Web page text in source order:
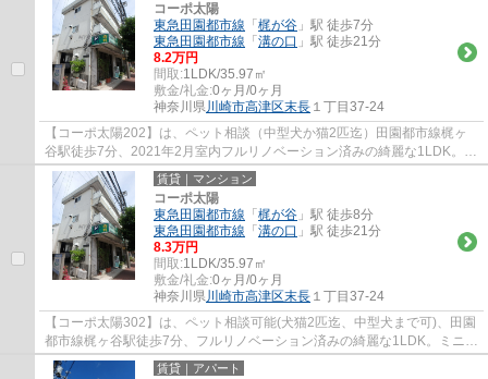
コーポ太陽
東急田園都市線 「 梶が谷 」駅 徒歩7分
東急田園都市線 「 溝の口 」駅 徒歩21分
8.2万円
間取:1LDK/35.97㎡
敷金/礼金:0ヶ月/0ヶ月
神奈川県川崎市高津区末長 １丁目37-24
【コーポ太陽202】は、ペット相談（中型犬か猫2匹迄）田園都市線梶ヶ
谷駅徒歩7分、2021年2月室内フルリノベーション済みの綺麗な1LDK。ミ
ニスーパーまで徒歩2分と便利な立地。システム...
賃貸｜マンション
コーポ太陽
東急田園都市線 「 梶が谷 」駅 徒歩8分
東急田園都市線 「 溝の口 」駅 徒歩21分
8.3万円
間取:1LDK/35.97㎡
敷金/礼金:0ヶ月/0ヶ月
神奈川県川崎市高津区末長 １丁目37-24
【コーポ太陽302】は、ペット相談可能(犬猫2匹迄、中型犬まで可)、田園
都市線梶ヶ谷駅徒歩7分、フルリノベーション済みの綺麗な1LDK。ミニス
ーパーまで徒歩2分と便利な立地。システム...
賃貸｜アパート